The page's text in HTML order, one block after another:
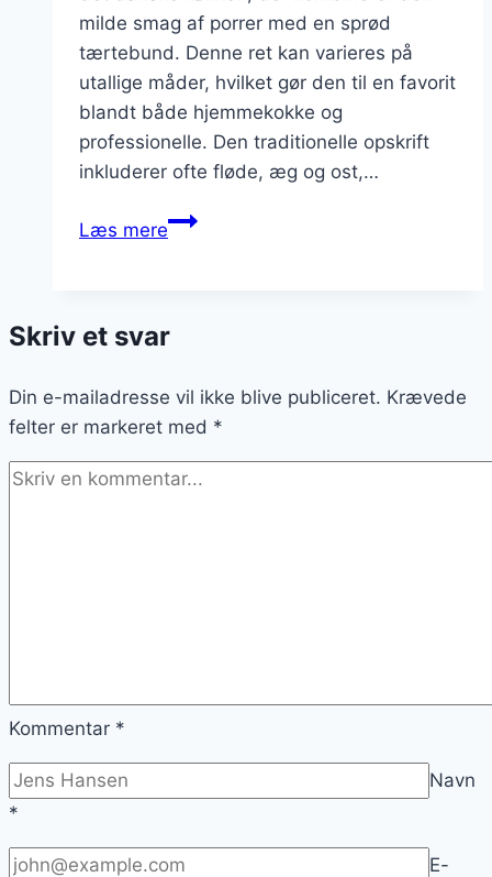
milde smag af porrer med en sprød
tærtebund. Denne ret kan varieres på
utallige måder, hvilket gør den til en favorit
blandt både hjemmekokke og
professionelle. Den traditionelle opskrift
inkluderer ofte fløde, æg og ost,…
Læs merePorretærte
timian
Skriv et svar
Din e-mailadresse vil ikke blive publiceret. Krævede
felter er markeret med *
Kommentar *
Navn
*
E-